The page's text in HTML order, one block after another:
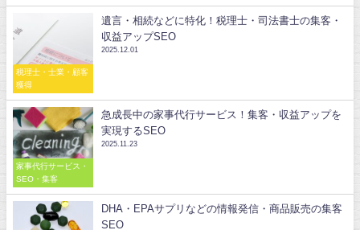
税理士・士業・顧客
獲得
遺言・相続などに特化！税理士・司法書士の集客・
収益アップSEO
2025.12.01
家事代行サービス・
SEO・集客
急成長中の家事代行サービス！集客・収益アップを
実現するSEO
2025.11.23
DHA・EPAサプリなどの情報発信・商品販売の集客
SEO